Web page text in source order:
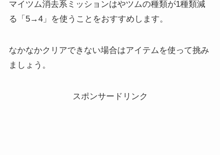
マイツム消去系ミッションはやツムの種類が1種類減
る
「5→4」を使うことをおすすめします。
なかなかクリアできない場合はアイテムを使って挑み
ましょう。
スポンサードリンク